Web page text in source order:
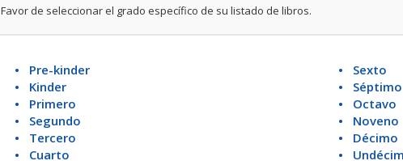
Favor de seleccionar el grado específico de su listado de libros.
• Pre-kinder
• Kinder
• Primero
• Segundo
• Tercero
• Cuarto
• Sexto
• Séptimo
• Octavo
• Noveno
• Décimo
•